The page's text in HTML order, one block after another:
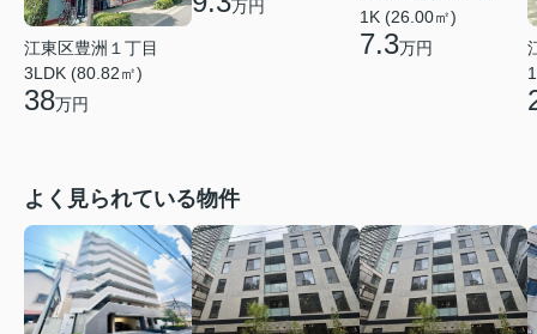
江東区豊洲１丁目
3LDK (80.82㎡)
38万円
万円
1K (26.00㎡)
7.3万円
よく見られている物件